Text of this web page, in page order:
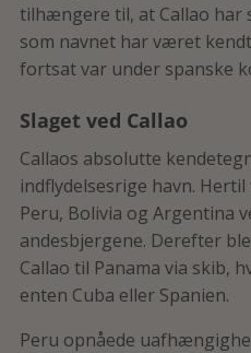
tilhængere til, at Callao har
som navnet har været
fortsat var under spanske
Slaget ved Callao
Callaos absolutte
indflydelsesrige havn.
Peru, Bolivia og Argentina
andesbjergene. Derefter
Callao til Panama via skib,
enten Cuba eller Spanien.
Peru opnåede